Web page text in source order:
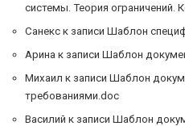
системы. Теория
Санекс к записи Шаблон
Арина к записи Шаблон
Михаил к записи Шаблон
требованиями.doc
Василий к записи Шаблон